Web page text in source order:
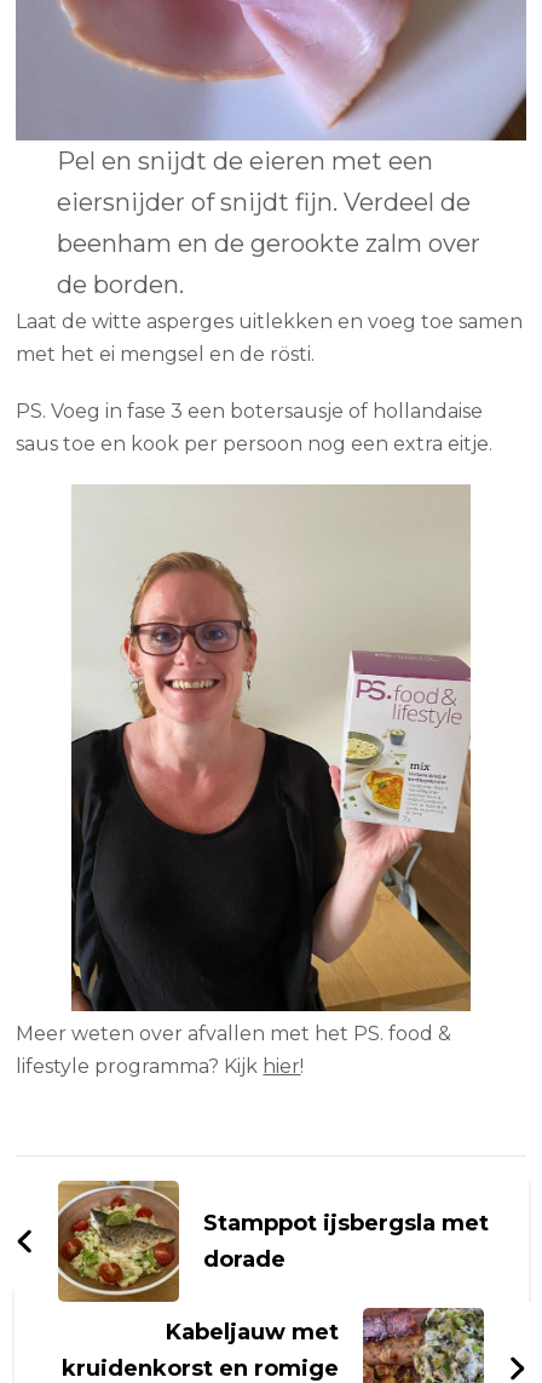
Pel en snijdt de eieren met een
eiersnijder of snijdt fijn. Verdeel de
beenham en de gerookte zalm over
de borden.
Laat de witte asperges uitlekken en voeg toe samen
met het ei mengsel en de rösti.
PS. Voeg in fase 3 een botersausje of hollandaise
saus toe en kook per persoon nog een extra eitje.
Meer weten over afvallen met het PS. food &
lifestyle programma? Kijk hier!
Bericht
navigatie
Stamppot ijsbergsla met
dorade
Kabeljauw met
kruidenkorst en romige